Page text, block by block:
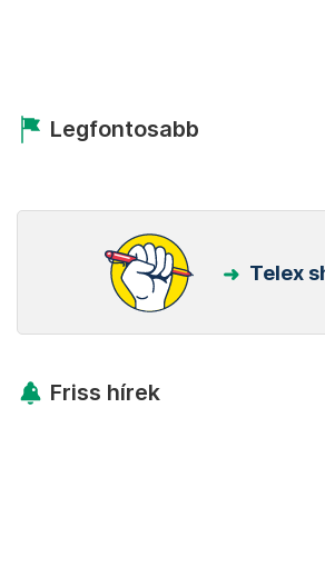
Legfontosabb
Telex
Friss hírek